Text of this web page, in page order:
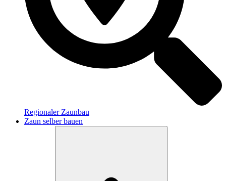
Regionaler Zaunbau
Zaun selber bauen